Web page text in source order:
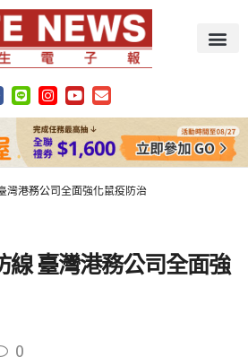
灣港務公司全面強化鼠疫防治
線 臺灣港務公司全面強
0